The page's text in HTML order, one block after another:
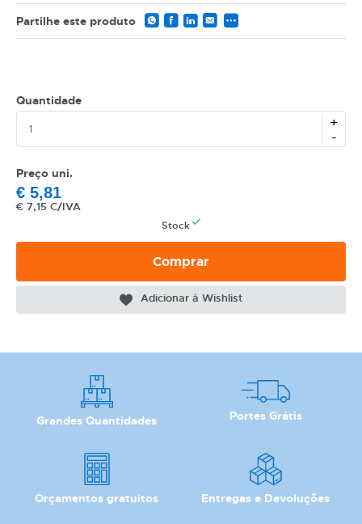
Partilhe este produto
Quantidade
+
-
Preço uni.
€ 5,81
€ 7,15 C/IVA
Stock
Comprar
Adicionar à Wishlist
Grandes Quantidades Portes Grátis
Orçamentos gratuitos Entregas e Devoluções
REF
EAN